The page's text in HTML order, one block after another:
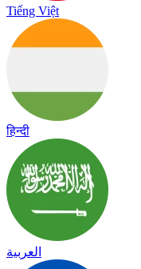
Tiếng Việt
हिन्दी
العربية